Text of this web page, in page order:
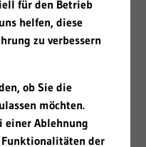
unsere
für den Betrieb
helfen, diese
zu verbessern
ob Sie die
möchten.
einer Ablehnung
der